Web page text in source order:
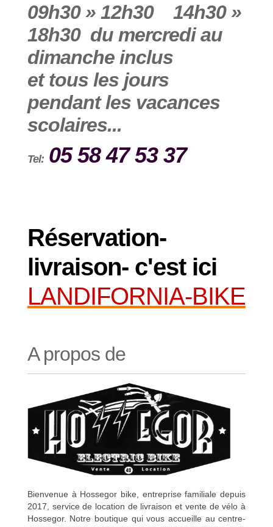
09h30 » 12h30 14h30 »
18h30 du mercredi au
dimanche inclus
et tous les jours
pendant les vacances
scolaires...
Tel: 05 58 47 53 37
Réservation-
livraison- c'est ici
LANDIFORNIA-BIKE
A propos de
Bienvenue à Hossegor bike, entreprise familiale depuis
2017, service de location de livraison et vente de vélo à
Hossegor. Notre boutique qui vous accueille au centre-